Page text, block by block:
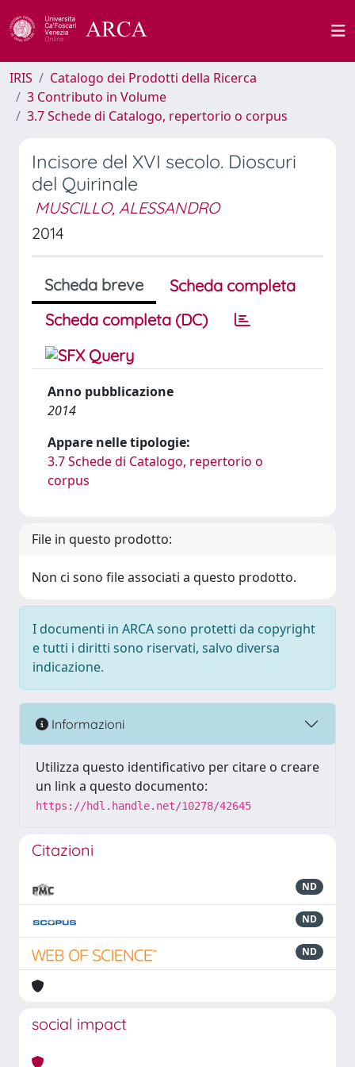
IRIS
Catalogo dei Prodotti della Ricerca
3 Contributo in Volume
3.7 Schede di Catalogo, repertorio o corpus
Incisore del XVI secolo. Dioscuri
del Quirinale
MUSCILLO, ALESSANDRO
2014
Scheda breve
Scheda completa
Scheda completa (DC)
Anno pubblicazione
2014
Appare nelle tipologie:
3.7 Schede di Catalogo, repertorio o
corpus
File in questo prodotto:
Non ci sono file associati a questo prodotto.
I documenti in ARCA sono protetti da copyright
e tutti i diritti sono riservati, salvo diversa
indicazione.
Informazioni
Utilizza questo identificativo per citare o creare
un link a questo documento:
https://hdl.handle.net/10278/42645
Citazioni
ND
ND
ND
social impact